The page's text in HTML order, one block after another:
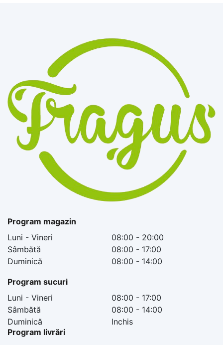
Program magazin
Luni - Vineri
Sâmbătă
Duminică
08:00 - 20:00
08:00 - 17:00
08:00 - 14:00
Program sucuri
Luni - Vineri
Sâmbătă
Duminică
08:00 - 17:00
08:00 - 14:00
Inchis
Program livrări